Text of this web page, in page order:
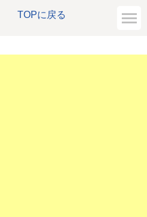
TOPに戻る